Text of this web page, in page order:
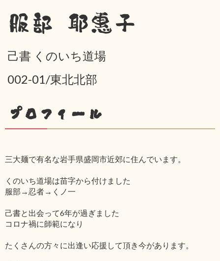
服部 耶惠子
己書 くのいち道場
002-01/東北北部
プロフィール
三大麺で有名な岩手県盛岡市近郊に住んでいます。
くのいち道場は苗字から付けました
服部→忍者→くノ一
己書と出会って6年が過ぎました
コロナ禍に師範になり
たくさんの方々に出逢い応援して頂き今があります。